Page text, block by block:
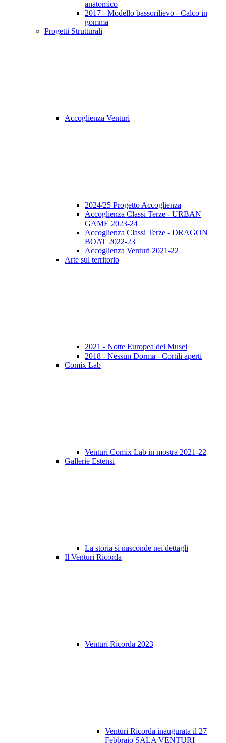
anatomico
2017 - Modello bassorilievo - Calco in
gomma
Progetti Strutturali
Accoglienza Venturi
2024/25 Progetto Accoglienza
Accoglienza Classi Terze - URBAN
GAME 2023-24
Accoglienza Classi Terze - DRAGON
BOAT 2022-23
Accoglienza Venturi 2021-22
Arte sul territorio
2021 - Notte Europea dei Musei
2018 - Nessun Dorma - Cortili aperti
Comix Lab
Venturi Comix Lab in mostra 2021-22
Gallerie Estensi
La storia si nasconde nei dettagli
Il Venturi Ricorda
Venturi Ricorda 2023
Venturi Ricorda inaugurata il 27
Febbraio SALA VENTURI